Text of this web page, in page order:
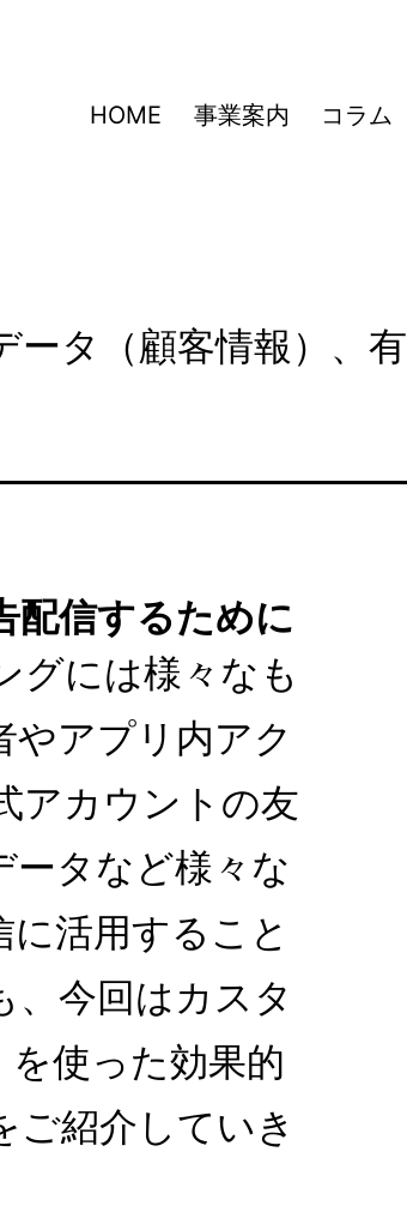
HOME 事業案内 コラム
ータ（顧客情報）、有
配信するために
グには様々なも
やアプリ内アク
アカウントの友
ータなど様々な
活用すること
、今回はカスタ
使った効果的
ご紹介していき